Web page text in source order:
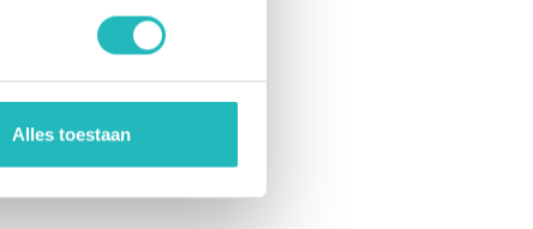
Alles toestaan